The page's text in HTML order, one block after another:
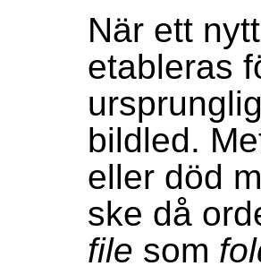
När ett
etableras
bildled.
eller död
ske då
file som